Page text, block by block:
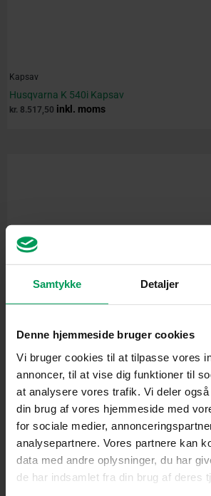
Samtykke Detaljer
Denne hjemmeside bruger cookies
Vi bruger cookies til at tilpasse vores
annoncer, til at vise dig funktioner til
at analysere vores trafik. Vi deler
din brug af vores hjemmeside med
for sociale medier,
analysepartnere. Vores partnere kan
data med andre oplysninger, du har
de har indsamlet fra din brug af deres
Kapsav
Husqvarna K 540i Kapsav
kr. 8.517,50 inkl. moms
STIHL TSA 500 Skæremaskine
kr.10.950,00 kr. 10.249,00 inkl. moms
Original
price
Current
price